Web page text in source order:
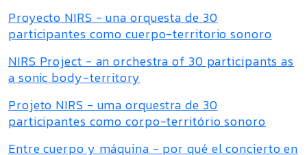
Proyecto NIRS - una orquesta de 30
participantes como cuerpo-territorio sonoro
NIRS Project - an orchestra of 30 participants as
a sonic body-territory
Projeto NIRS - uma orquestra de 30
participantes como corpo-território sonoro
Entre cuerpo y máquina - por qué el concierto en